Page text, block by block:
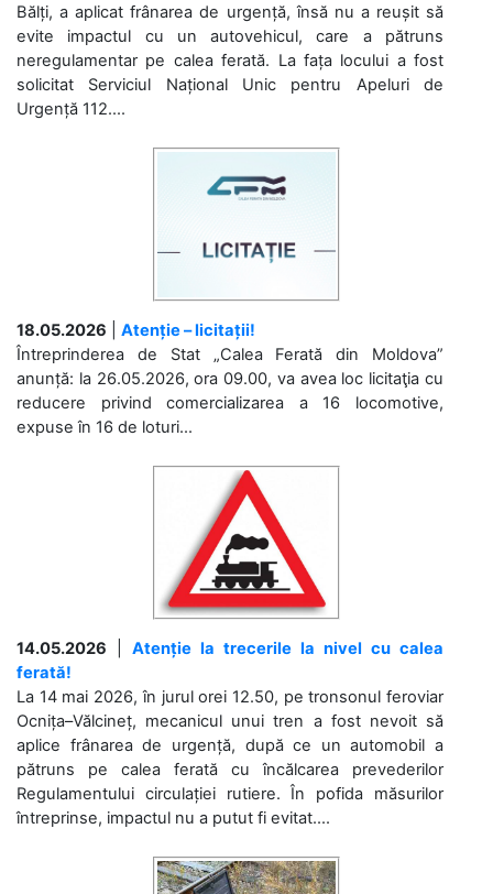
Bălți, a aplicat frânarea de urgență, însă nu a reușit să
evite impactul cu un autovehicul, care a pătruns
neregulamentar pe calea ferată. La fața locului a fost
solicitat Serviciul Național Unic pentru Apeluri de
Urgență 112....
18.05.2026
Atenție – licitații!
Întreprinderea de Stat „Calea Ferată din Moldova”
anunță: la 26.05.2026, ora 09.00, va avea loc licitaţia cu
reducere privind comercializarea a 16 locomotive,
expuse în 16 de loturi...
14.05.2026
Atenție la trecerile la nivel cu calea
ferată!
La 14 mai 2026, în jurul orei 12.50, pe tronsonul feroviar
Ocnița–Vălcineț, mecanicul unui tren a fost nevoit să
aplice frânarea de urgență, după ce un automobil a
pătruns pe calea ferată cu încălcarea prevederilor
Regulamentului circulației rutiere. În pofida măsurilor
întreprinse, impactul nu a putut fi evitat....